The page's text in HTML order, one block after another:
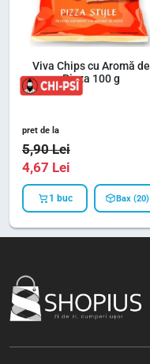
Viva Chips cu Aromă de
Pizza 100 g
pret de la
5,90Lei
4,67 Lei
1 buc Bax (20)